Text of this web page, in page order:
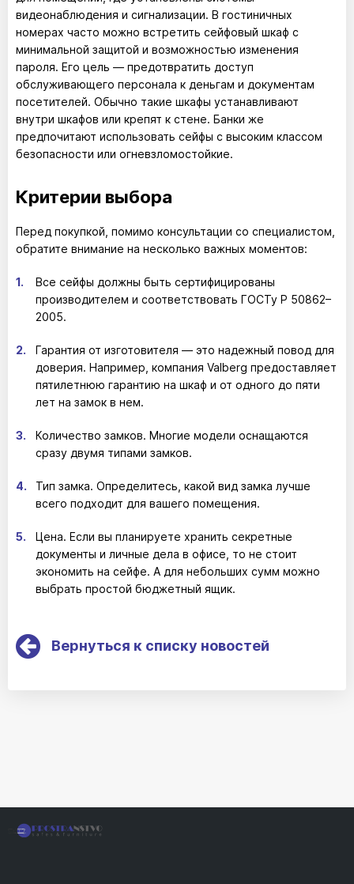
видеонаблюдения и сигнализации. В гостиничных
номерах часто можно встретить сейфовый шкаф с
минимальной защитой и возможностью изменения
пароля. Его цель — предотвратить доступ
обслуживающего персонала к деньгам и документам
посетителей. Обычно такие шкафы устанавливают
внутри шкафов или крепят к стене. Банки же
предпочитают использовать сейфы с высоким классом
безопасности или огневзломостойкие.
Критерии выбора
Перед покупкой, помимо консультации со специалистом,
обратите внимание на несколько важных моментов:
Все сейфы должны быть сертифицированы
производителем и соответствовать ГОСТу Р 50862–
2005.
Гарантия от изготовителя — это надежный повод для
доверия. Например, компания Valberg предоставляет
пятилетнюю гарантию на шкаф и от одного до пяти
лет на замок в нем.
Количество замков. Многие модели оснащаются
сразу двумя типами замков.
Тип замка. Определитесь, какой вид замка лучше
всего подходит для вашего помещения.
Цена. Если вы планируете хранить секретные
документы и личные дела в офисе, то не стоит
экономить на сейфе. А для небольших сумм можно
выбрать простой бюджетный ящик.
Вернуться к списку новостей